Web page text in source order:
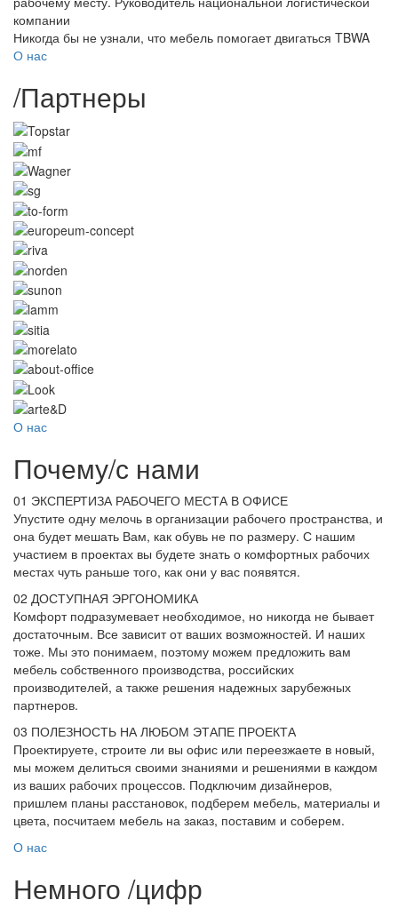
компании
Никогда бы не узнали, что мебель помогает двигаться TBWA
О нас
/Партнеры
О нас
Почему/с нами
01 ЭКСПЕРТИЗА РАБОЧЕГО МЕСТА В ОФИСЕ
Упустите одну мелочь в организации рабочего пространства, и
она будет мешать Вам, как обувь не по размеру. С нашим
участием в проектах вы будете знать о комфортных рабочих
местах чуть раньше того, как они у вас появятся.
02 ДОСТУПНАЯ ЭРГОНОМИКА
Комфорт подразумевает необходимое, но никогда не бывает
достаточным. Все зависит от ваших возможностей. И наших
тоже. Мы это понимаем, поэтому можем предложить вам
мебель собственного производства, российских
производителей, а также решения надежных зарубежных
партнеров.
03 ПОЛЕЗНОСТЬ НА ЛЮБОМ ЭТАПЕ ПРОЕКТА
Проектируете, строите ли вы офис или переезжаете в новый,
мы можем делиться своими знаниями и решениями в каждом
из ваших рабочих процессов. Подключим дизайнеров,
пришлем планы расстановок, подберем мебель, материалы и
цвета, посчитаем мебель на заказ, поставим и соберем.
О нас
Немного /цифр